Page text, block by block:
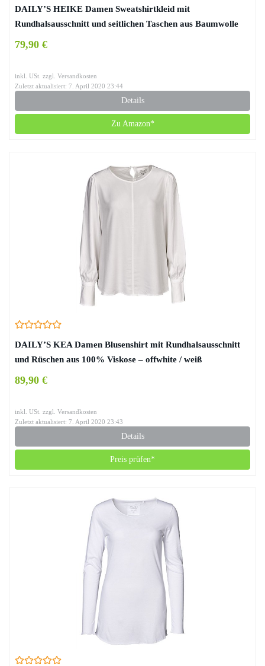
DAILY’S HEIKE Damen Sweatshirtkleid mit
Rundhalsausschnitt und seitlichen Taschen aus Baumwolle
79,90 €
inkl. USt. zzgl. Versandkosten
Zuletzt aktualisiert: 7. April 2020 23:44
Details
Zu Amazon*
DAILY’S KEA Damen Blusenshirt mit Rundhalsausschnitt
und Rüschen aus 100% Viskose – offwhite / weiß
89,90 €
inkl. USt. zzgl. Versandkosten
Zuletzt aktualisiert: 7. April 2020 23:43
Details
Preis prüfen*